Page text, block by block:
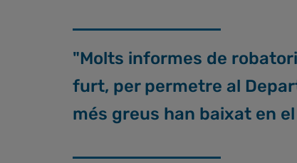
"Molts informes de
furt, per permetre al
més greus han baixat en